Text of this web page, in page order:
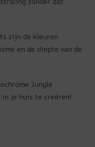
zijn de kleuren
en de diepte van de
Jungle
in je huis te creëren!